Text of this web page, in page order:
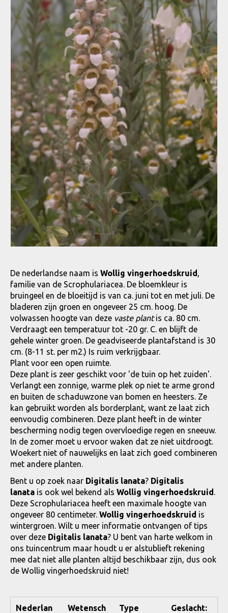
De nederlandse naam is Wollig vingerhoedskruid,
familie van de Scrophulariacea. De bloemkleur is
bruingeel en de bloeitijd is van ca. juni tot en met juli. De
bladeren zijn groen en ongeveer 25 cm. hoog. De
volwassen hoogte van deze vaste plantis ca. 80 cm.
Verdraagt een temperatuur tot -20 gr. C. en blijft de
gehele winter groen. De geadviseerde plantafstand is 30
cm. (8-11 st. per m2.) Is ruim verkrijgbaar.
Plant voor een open ruimte.
Deze plant is zeer geschikt voor 'de tuin op het zuiden'.
Verlangt een zonnige, warme plek op niet te arme grond
en buiten de schaduwzone van bomen en heesters. Ze
kan gebruikt worden als borderplant, want ze laat zich
eenvoudig combineren. Deze plant heeft in de winter
bescherming nodig tegen overvloedige regen en sneeuw.
In de zomer moet u ervoor waken dat ze niet uitdroogt.
Woekert niet of nauwelijks en laat zich goed combineren
met andere planten.
Bent u op zoek naar Digitalis lanata? Digitalis
lanata is ook wel bekend als Wollig vingerhoedskruid.
Deze Scrophulariacea heeft een maximale hoogte van
ongeveer 80 centimeter. Wollig vingerhoedskruid is
wintergroen. Wilt u meer informatie ontvangen of tips
over deze Digitalis lanata? U bent van harte welkom in
ons tuincentrum maar houdt u er alstublieft rekening
mee dat niet alle planten altijd beschikbaar zijn, dus ook
de Wollig vingerhoedskruid niet!
Nederlan
Wetensch
Type
Geslacht: